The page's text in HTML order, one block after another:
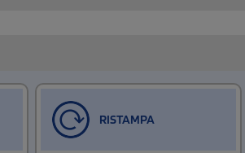
RISTAMPA